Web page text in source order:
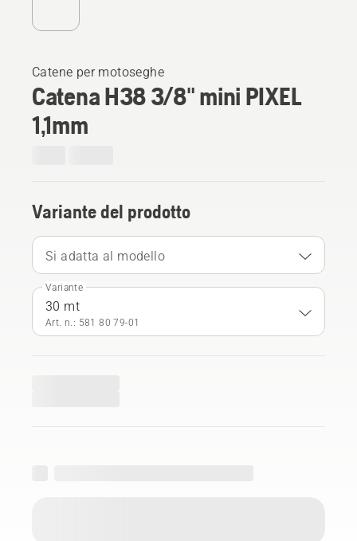
Catene per motoseghe
Catena H38 3/8" mini PIXEL
1,1mm
Variante del prodotto
Si adatta al modello
Variante
30 mt
Art. n.: 581 80 79‑01